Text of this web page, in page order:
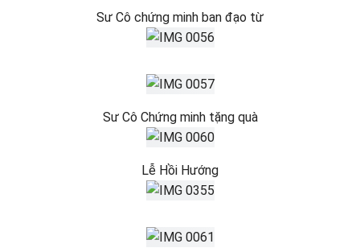
Sư Cô chứng minh ban đạo từ
Sư Cô Chứng minh tặng quà
Lễ Hồi Hướng